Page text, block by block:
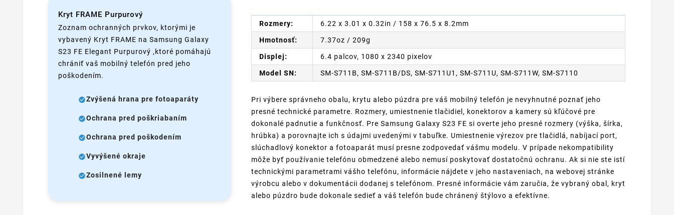
Kryt FRAME Purpurový
Zoznam ochranných prvkov, ktorými je
vybavený Kryt FRAME na Samsung Galaxy
S23 FE Elegant Purpurový ,ktoré pomáhajú
chrániť vaš mobilný telefón pred jeho
poškodením.
Zvýšená hrana pre fotoaparáty
Ochrana pred poškriabaním
Ochrana pred poškodením
Vyvýšené okraje
Zosilnené lemy
Rozmery: 6.22 x 3.01 x 0.32in / 158 x 76.5 x 8.2mm
Hmotnosť: 7.37oz / 209g
Displej: 6.4 palcov, 1080 x 2340 pixelov
Model SN: SM-S711B, SM-S711B/DS, SM-S711U1, SM-S711U, SM-S711W, SM-S7110
Pri výbere správneho obalu, krytu alebo púzdra pre váš mobilný telefón je nevyhnutné poznať jeho
presné technické parametre. Rozmery, umiestnenie tlačidiel, konektorov a kamery sú kľúčové pre
dokonalé padnutie a funkčnosť. Pre Samsung Galaxy S23 FE si overte jeho presné rozmery (výška, šírka,
hrúbka) a porovnajte ich s údajmi uvedenými v tabuľke. Umiestnenie výrezov pre tlačidlá, nabíjací port,
slúchadlový konektor a fotoaparát musí presne zodpovedať vášmu modelu. V prípade nekompatibility
môže byť používanie telefónu obmedzené alebo nemusí poskytovať dostatočnú ochranu. Ak si nie ste istí
technickými parametrami vášho telefónu, informácie nájdete v jeho nastaveniach, na webovej stránke
výrobcu alebo v dokumentácii dodanej s telefónom. Presné informácie vám zaručia, že vybraný obal, kryt
alebo púzdro bude dokonale sedieť a váš telefón bude chránený štýlovo a efektívne.